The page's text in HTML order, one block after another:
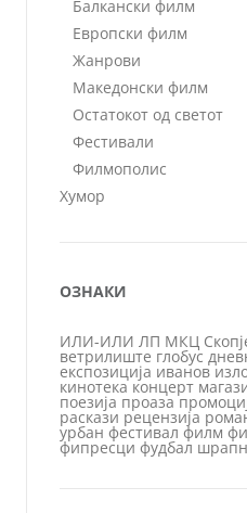
Балкански филм
Европски филм
Жанрови
Македонски филм
Остатокот од светот
Фестивали
Филмополис
Хумор
ОЗНАКИ
ИЛИ-ИЛИ ЛП МКЦ
ветрилиште глобус
експозиција иванов
кинотека концерт
поезија проаза
раскази рецензија
урбан фестивал филм
фипресци фудбал